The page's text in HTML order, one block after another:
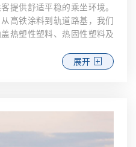
提供舒适平稳的乘坐环境。
高铁涂料到轨道路基，我们
热塑性塑料、热固性塑料及
展开